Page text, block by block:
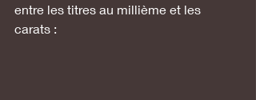
entre les titres au millième et les
carats :